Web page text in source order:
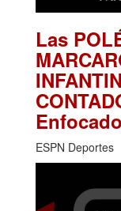
Las
ESPN Deportes